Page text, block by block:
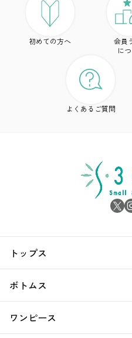
初めての方へ
会員
に
よくあるご質問
トップス
ボトムス
ワンピース